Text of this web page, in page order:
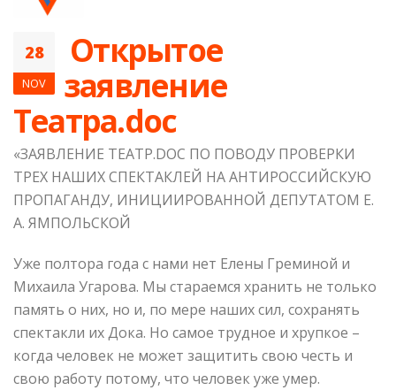
28
NOV
​ Открытое
заявление
Театра.doc
«ЗАЯВЛЕНИЕ ТЕАТР.DOC ПО ПОВОДУ ПРОВЕРКИ
ТРЕХ НАШИХ СПЕКТАКЛЕЙ НА АНТИРОССИЙСКУЮ
ПРОПАГАНДУ, ИНИЦИИРОВАННОЙ ДЕПУТАТОМ Е.
А. ЯМПОЛЬСКОЙ
Уже полтора года с нами нет Елены Греминой и
Михаила Угарова. Мы стараемся хранить не только
память о них, но и, по мере наших сил, сохранять
спектакли их Дока. Но самое трудное и хрупкое –
когда человек не может защитить свою честь и
свою работу потому, что человек уже умер.